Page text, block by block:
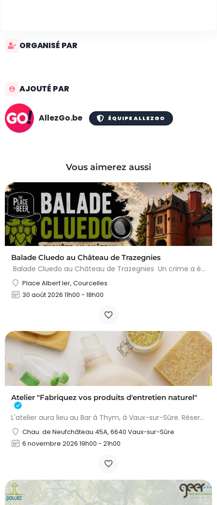
ORGANISÉ PAR
AJOUTÉ PAR
AllezGo.be ÉQUIPE ALLEZGO
Vous aimerez aussi
Balade Cluedo au Château de Trazegnies
Balade Cluedo au Château de Trazegnies Un crime a été commis au Château de Trazegnies… À vous de résoudre…
Place Albert Ier, Courcelles
30 août 2026 11h00 - 18h00
Atelier "Fabriquez vos produits d'entretien naturel"
L'atelier aura lieu au Bar à Thym, à Vaux-sur-Sûre. Réservation :
Chau. de Neufchâteau 45A, 6640 Vaux-sur-Sûre
6 novembre 2026 19h00 - 21h00